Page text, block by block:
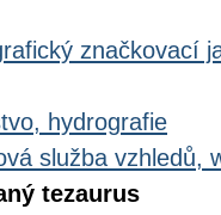
značkovací
hydrografie
služba vzhledů,
tezaurus